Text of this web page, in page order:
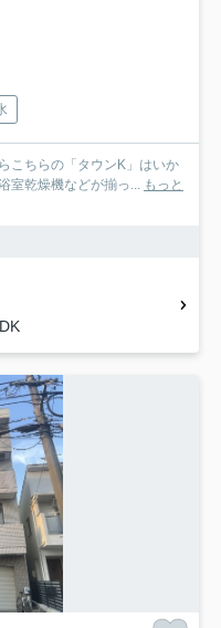
こちらの「タウンK」はいか
室乾燥機などが揃っ... もっと